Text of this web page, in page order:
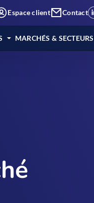
Espace client Contact
MARCHÉS & SECTEURS